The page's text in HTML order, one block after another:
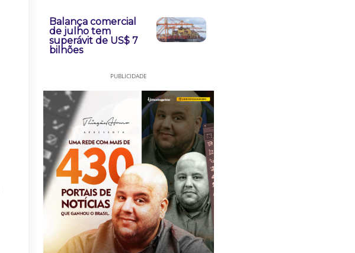
Balança comercial
de julho tem
superávit de US$ 7
bilhões
PUBLICIDADE